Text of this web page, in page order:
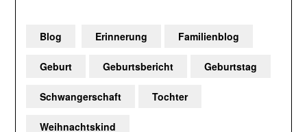
Blog Erinnerung Familienblog
Geburt Geburtsbericht Geburtstag
Schwangerschaft Tochter
Weihnachtskind